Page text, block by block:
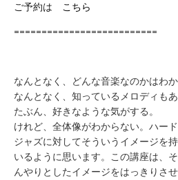
ご予約は こちら
==========================
なんとなく、どんな音楽なのかはわか
なんとなく、知っているメロディもあ
たぶん、好きなような気がする。
けれど、全体像がわからない。ハード
ジャズに対してそういうイメージを
いるように思います。この講座は、
んやりとしたイメージをはっきりさ
業
時
間
（年
末
年
始
休